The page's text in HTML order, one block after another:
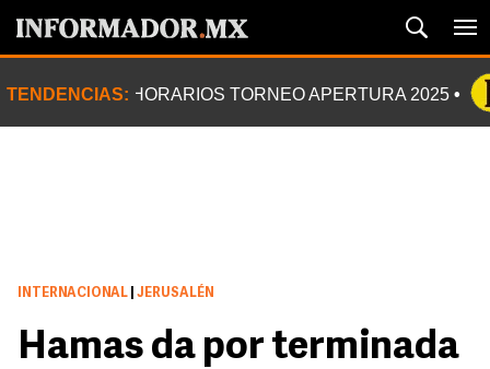
TENDENCIAS: HORARIOS TORNEO APERTURA 2025
INTERNACIONAL JERUSALÉN
Hamas da por terminada